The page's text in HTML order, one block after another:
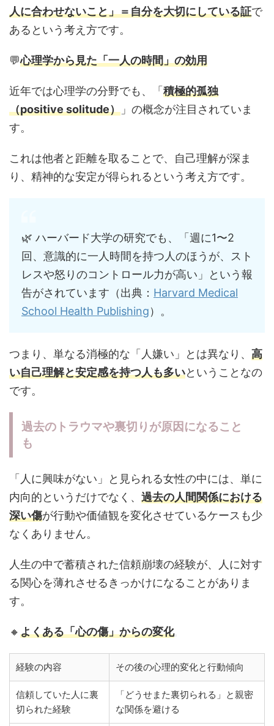
人に合わせないこと」＝自分を大切にしている証で
あるという考え方です。
💬心理学から見た「一人の時間」の効用
近年では心理学の分野でも、「積極的孤独
（positive solitude） 」の概念が注目されていま
す。
これは他者と距離を取ることで、自己理解が深ま
り、精神的な安定が得られるという考え方です。
🌿 ハーバード大学の研究でも、「週に1〜2
回、意識的に一人時間を持つ人のほうが、スト
レスや怒りのコントロール力が高い」という報
告がされています（出典： Harvard Medical
School Health Publishing）。
つまり、単なる消極的な「人嫌い」とは異なり、 高
い自己理解と安定感を持つ人も多いということなの
です。
過去のトラウマや裏切りが原因になること
も
「人に興味がない」と見られる女性の中には、単に
内向的というだけでなく、 過去の人間関係における
深い傷が行動や価値観を変化させているケースも少
なくありません。
人生の中で蓄積された信頼崩壊の経験が、人に対す
る関心を薄れさせるきっかけになることがありま
す。
🔸よくある「心の傷」からの変化
経験の内容 その後の心理的変化と行動傾向
信頼していた人に裏
切られた経験
「どうせまた裏切られる」と親密
な関係を避ける